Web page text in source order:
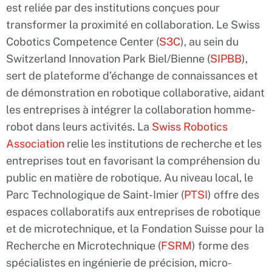
est reliée par des institutions conçues pour
transformer la proximité en collaboration. Le Swiss
Cobotics Competence Center (S3C), au sein du
Switzerland Innovation Park Biel/Bienne (SIPBB),
sert de plateforme d’échange de connaissances et
de démonstration en robotique collaborative, aidant
les entreprises à intégrer la collaboration homme-
robot dans leurs activités. La Swiss Robotics
Association relie les institutions de recherche et les
entreprises tout en favorisant la compréhension du
public en matière de robotique. Au niveau local, le
Parc Technologique de Saint-Imier (PTSI) offre des
espaces collaboratifs aux entreprises de robotique
et de microtechnique, et la Fondation Suisse pour la
Recherche en Microtechnique (FSRM) forme des
spécialistes en ingénierie de précision, micro-